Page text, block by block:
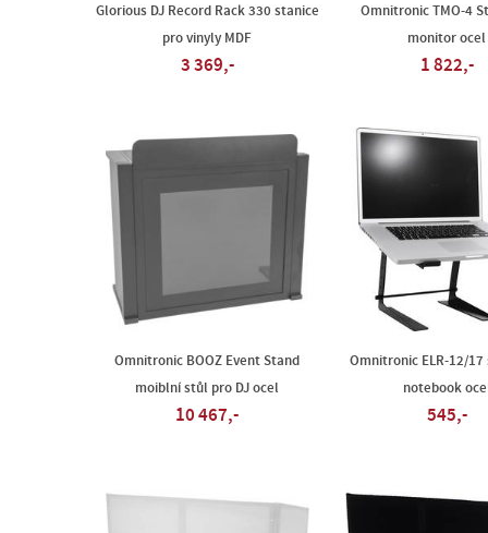
Glorious DJ Record Rack 330 stanice
pro vinyly MDF
3 369,-
Omnitronic TMO-4
monitor ocel
1 822,-
Omnitronic BOOZ Event Stand
moiblní stůl pro DJ ocel
10 467,-
Omnitronic ELR-12/17
notebook
545,-